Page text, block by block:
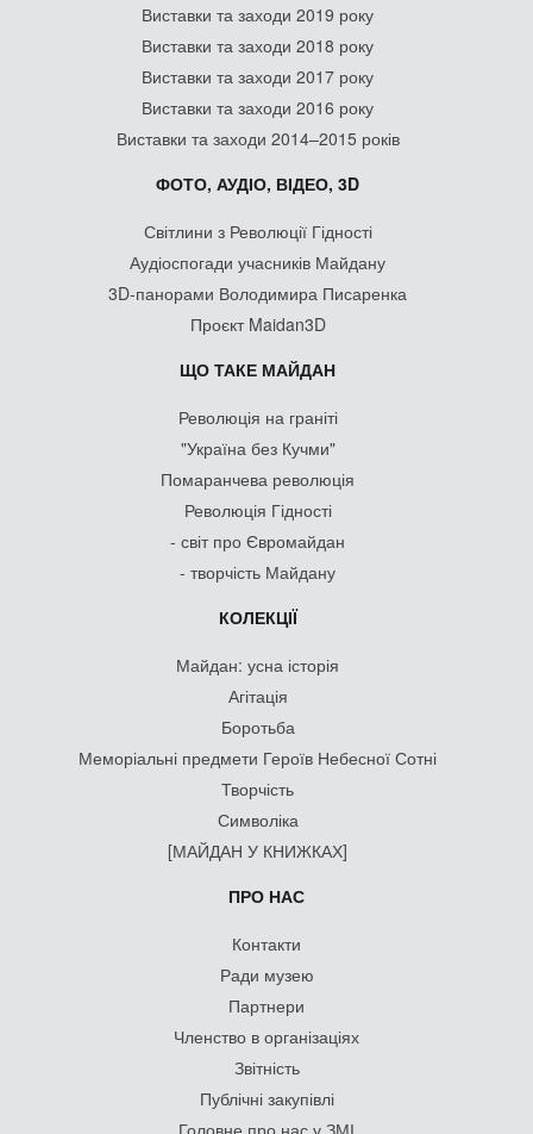
Виставки та заходи 2019 року
Виставки та заходи 2018 року
Виставки та заходи 2017 року
Виставки та заходи 2016 року
Виставки та заходи 2014–2015 років
ФОТО, АУДІО, ВІДЕО, 3D
Світлини з Революції Гідності
Аудіоспогади учасників Майдану
3D-панорами Володимира Писаренка
Проєкт Maidan3D
ЩО ТАКЕ МАЙДАН
Революція на граніті
"Україна без Кучми"
Помаранчева революція
Революція Гідності
- світ про Євромайдан
- творчість Майдану
КОЛЕКЦІЇ
Майдан: усна історія
Агітація
Боротьба
Меморіальні предмети Героїв Небесної Сотні
Творчість
Символіка
[МАЙДАН У КНИЖКАХ]
ПРО НАС
Контакти
Ради музею
Партнери
Членство в організаціях
Звітність
Публічні закупівлі
Головне про нас у ЗМІ